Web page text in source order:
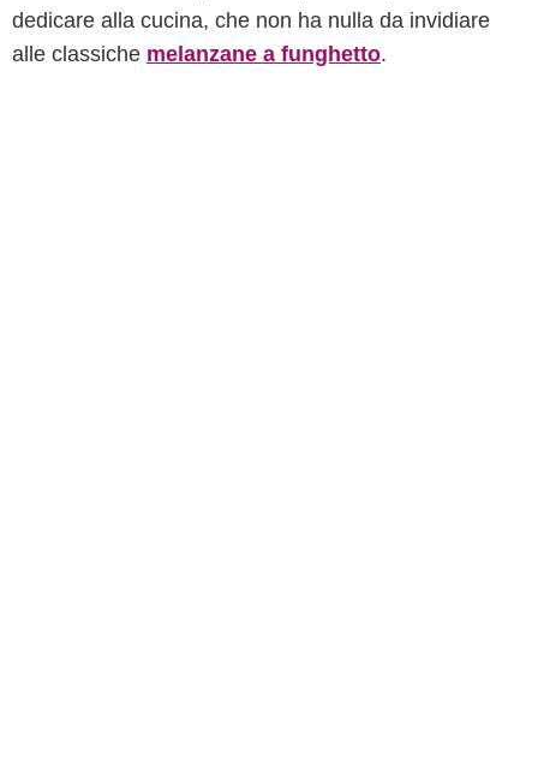
dedicare alla cucina, che non ha nulla da invidiare
alle classiche melanzane a funghetto.